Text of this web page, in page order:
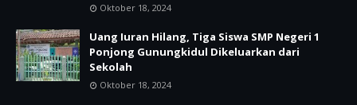
Oktober 18, 2024
Uang Iuran Hilang, Tiga Siswa SMP Negeri 1
Ponjong Gunungkidul Dikeluarkan dari
Sekolah
Oktober 18, 2024